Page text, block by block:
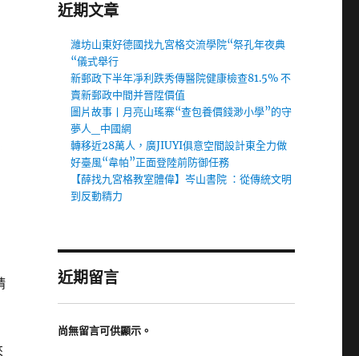
近期文章
濰坊山東好德國找九宮格交流學院“祭孔年夜典
“儀式舉行
新郵政下半年凈利跌秀傳醫院健康檢查81.5% 不
賣新郵政中間并晉陞價值
圖片故事丨月亮山瑤寨“查包養價錢渺小學”的守
夢人_中國網
轉移近28萬人，廣JIUYI俱意空間設計東全力做
好臺風“韋帕”正面登陸前防御任務
【薛找九宮格教室體偉】岑山書院 ：從傳統文明
到反動精力
近期留言
尚無留言可供顯示。